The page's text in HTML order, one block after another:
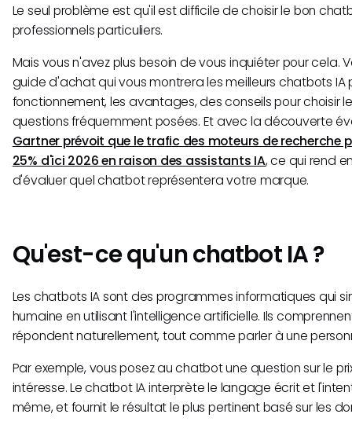
Le seul problème est qu'il est difficile de choisir le bon
professionnels particuliers.
Mais vous n'avez plus besoin de vous inquiéter pour cela.
guide d'achat qui vous montrera les meilleurs chatbots IA
fonctionnement, les avantages, des conseils pour choisir
questions fréquemment posées. Et avec la découverte
Gartner prévoit que le trafic des moteurs de recherche
25% d'ici 2026 en raison des assistants IA, ce qui rend
d'évaluer quel chatbot représentera votre marque.
Qu'est-ce qu'un chatbot IA ?
Les chatbots IA sont des programmes informatiques qui
humaine en utilisant l'intelligence artificielle. Ils
répondent naturellement, tout comme parler à une
Par exemple, vous posez au chatbot une question sur le
intéresse. Le chatbot IA interprète le langage écrit et
même, et fournit le résultat le plus pertinent basé sur les